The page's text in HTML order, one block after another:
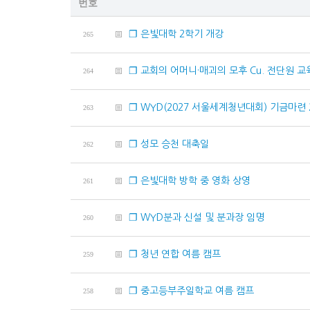
번호
265 ❐ 은빛대학 2학기 개강
264 ❐ 교회의 어머니·매괴의 모후 Cu. 전단원 교
263 ❐ WYD(2027 서울세계청년대회) 기금마련
262 ❐ 성모 승천 대축일
261 ❐ 은빛대학 방학 중 영화 상영
260 ❐ WYD분과 신설 및 분과장 임명
259 ❐ 청년 연합 여름 캠프
258 ❐ 중고등부주일학교 여름 캠프